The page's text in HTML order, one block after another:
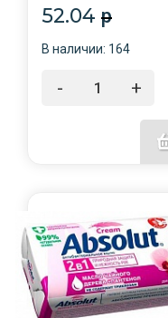
52.04 p
В наличии: 164
- +